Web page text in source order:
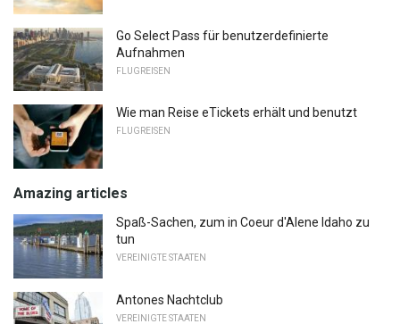
Go Select Pass für benutzerdefinierte
Aufnahmen
FLUGREISEN
Wie man Reise eTickets erhält und benutzt
FLUGREISEN
Amazing articles
Spaß-Sachen, zum in Coeur d'Alene Idaho zu
tun
VEREINIGTE STAATEN
Antones Nachtclub
VEREINIGTE STAATEN